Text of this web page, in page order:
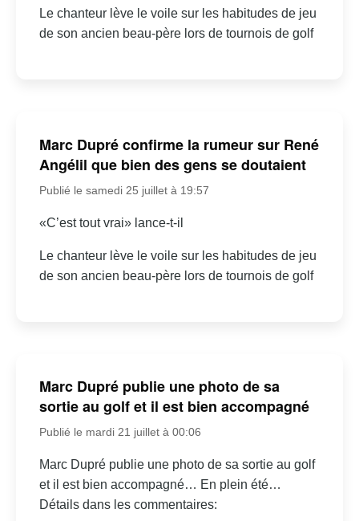
Le chanteur lève le voile sur les habitudes de jeu
de son ancien beau-père lors de tournois de golf
Marc Dupré confirme la rumeur sur René
Angélil que bien des gens se doutaient
Publié le samedi 25 juillet à 19:57
«C’est tout vrai» lance-t-il
Le chanteur lève le voile sur les habitudes de jeu
de son ancien beau-père lors de tournois de golf
Marc Dupré publie une photo de sa
sortie au golf et il est bien accompagné
Publié le mardi 21 juillet à 00:06
Marc Dupré publie une photo de sa sortie au golf
et il est bien accompagné… En plein été…
Détails dans les commentaires: